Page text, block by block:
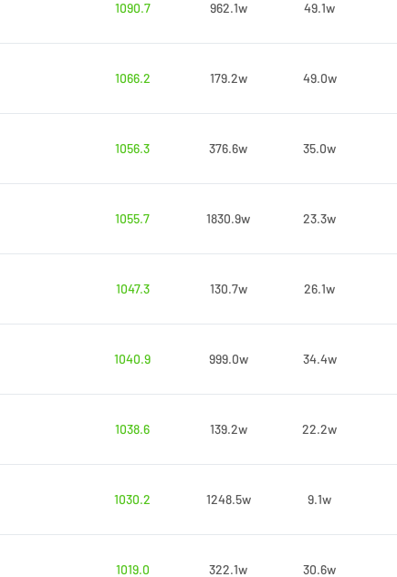
1090.7
962.1w 49.1w
1066.2
179.2w 49.0w
1056.3
376.6w 35.0w
1055.7
1830.9w 23.3w
1047.3
130.7w 26.1w
1040.9
999.0w 34.4w
1038.6
139.2w 22.2w
1030.2
1248.5w 9.1w
1019.0
322.1w 30.6w